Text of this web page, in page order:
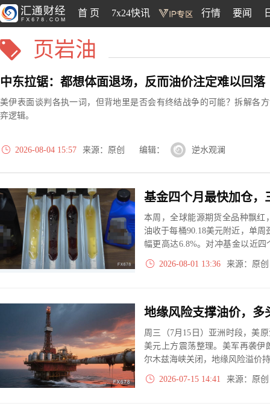
首 页 7x24快讯 行情 要闻
页岩油
中东拉锯：都想体面退场，反而油价注定难以回落
美伊表面谈判各执一词，但背地里是否会有终结战争的可能？拆解各
弈逻辑。
2026-08-04 15:57 来源：原创 编辑： 逆水观澜
本周，全球能源期货全品种飘红
油收于每桶90.18美元附近，单
幅更高达6.8%。对冲基金以近
告市场正在对地缘风险溢价进行
2026-08-01 13:36 来源：原
地缘风险支撑油价，多
周三（7月15日）亚洲时段，美
美元上方震荡整理。美军再袭伊
尔木兹海峡关闭，地缘风险溢价
2026-07-15 14:41 来源：原